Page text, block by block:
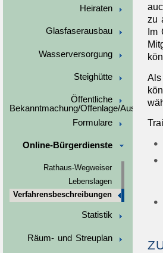
Heiraten
Glasfaserausbau
Wasserversorgung
Steighütte
Öffentliche
Bekanntmachung/Offenlage/
Formulare
Online-Bürgerdienste
Rathaus-Wegweiser
Lebenslagen
Verfahrensbeschreibungen
Statistik
Räum- und Streuplan
zu
Im